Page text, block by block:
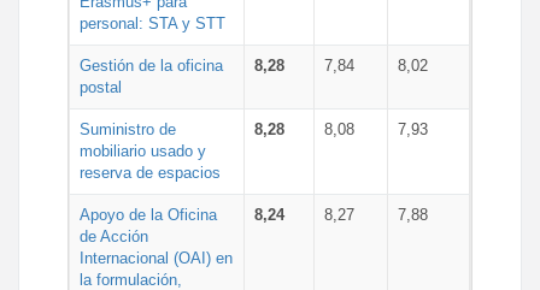
personal: STA y STT
Gestión de la oficina
postal
8,28 7,84 8,02
Suministro de
mobiliario usado y
reserva de espacios
8,28 8,08 7,93
Apoyo de la Oficina
de Acción
Internacional (OAI) en
la formulación,
8,24 8,27 7,88